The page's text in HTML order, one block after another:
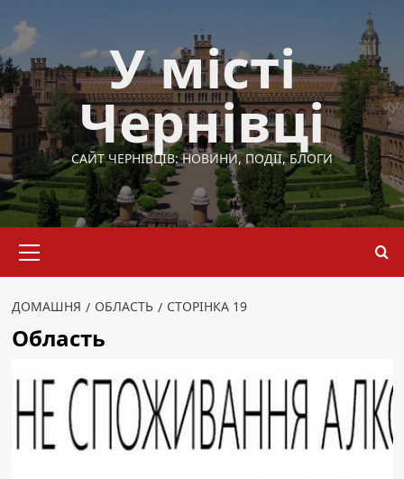
до
вмісту
У місті
Чернівці
САЙТ ЧЕРНІВЦІВ: НОВИНИ, ПОДІЇ, БЛОГИ
меню
ДОМАШНЯ ОБЛАСТЬ СТОРІНКА 19
Область